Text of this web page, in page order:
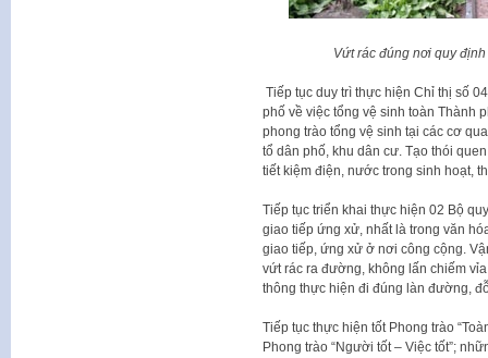
Vứt rác đúng nơi quy
Tiếp tục duy trì thực hiện Chỉ thị số
phố về việc tổng vệ sinh toàn Thành
phong trào tổng vệ sinh tại các cơ
tổ dân phố, khu dân cư. Tạo thói
tiết kiệm điện, nước trong sinh hoạt,
Tiếp tục triển khai thực hiện 02 Bộ
giao tiếp ứng xử, nhất là trong văn
giao tiếp, ứng xử ở nơi công cộng.
vứt rác ra đường, không lấn chiếm
thông thực hiện đi đúng làn đường,
Tiếp tục thực hiện tốt Phong trào
Phong trào “Người tốt – Việc tốt”;